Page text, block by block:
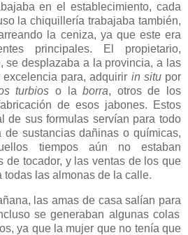
en el establecimiento, cada
la chiquillería trabajaba también,
la ceniza, ya que este era
principales. El propietario,
se desplazaba a la provincia, a las
para, adquirir in situpor
turbioso laborra, otros de los
de esos jabones. Estos
de sus formulas servían para todo
sustancias dañinas o químicas,
tiempos aún no estaban
de tocador, y las ventas de los que
todas las almonas de la calle.
las amas de casa salían para
se generaban algunas colas
ya que la mujer que no tenía que